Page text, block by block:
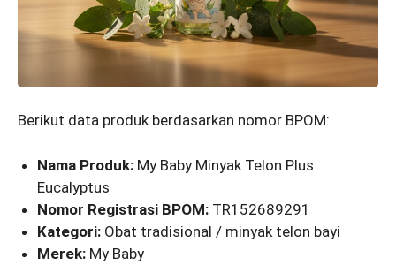
Berikut data produk berdasarkan nomor BPOM:
Nama Produk: My Baby Minyak Telon Plus
Eucalyptus
Nomor Registrasi BPOM: TR152689291
Kategori: Obat tradisional / minyak telon bayi
Merek: My Baby